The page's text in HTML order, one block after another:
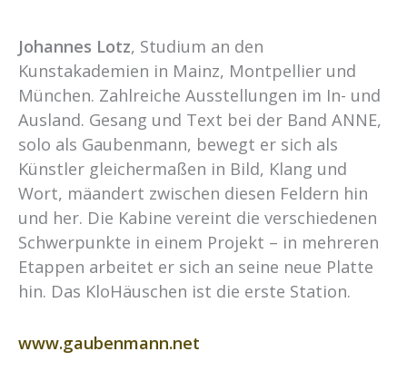
Johannes Lotz, Studium an den
Kunstakademien in Mainz, Montpellier und
München. Zahlreiche Ausstellungen im In- und
Ausland. Gesang und Text bei der Band ANNE,
solo als Gaubenmann, bewegt er sich als
Künstler gleichermaßen in Bild, Klang und
Wort, mäandert zwischen diesen Feldern hin
und her. Die Kabine vereint die verschiedenen
Schwerpunkte in einem Projekt – in mehreren
Etappen arbeitet er sich an seine neue Platte
hin. Das KloHäuschen ist die erste Station.
www.gaubenmann.net